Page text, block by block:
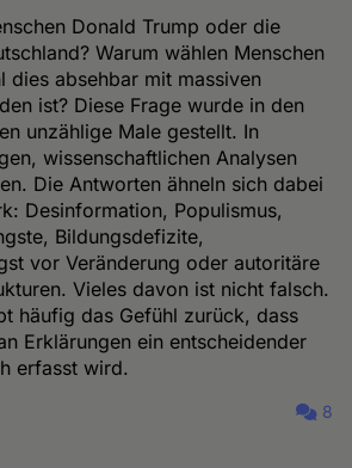
Donald Trump oder die
Warum wählen Menschen
dies absehbar mit massiven
ist? Diese Frage wurde in den
unzählige Male gestellt. In
wissenschaftlichen Analysen
Die Antworten ähneln sich dabei
Desinformation, Populismus,
Bildungsdefizite,
vor Veränderung oder autoritäre
Vieles davon ist nicht falsch.
häufig das Gefühl zurück, dass
Erklärungen ein entscheidender
erfasst wird.
8